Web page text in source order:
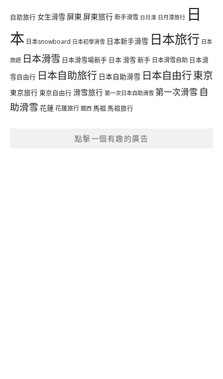
自助旅行 女生滑雪 屏東 屏東旅行新手滑雪 日月潭 日月潭旅行 日
本 日本snowboard 日本初學滑雪 日本新手滑雪 日本旅行 日本
旅遊 日本滑雪 日本滑雪場新手 日本 滑雪 新手 日本滑雪自助 日本滑
雪自由行 日本自助旅行 日本自助滑雪 日本自由行東京
東京旅行 東京自由行 滑雪旅行 第一次日本自助滑雪 第一次滑雪 自
助滑雪 花蓮花蓮旅行 關西 馬祖 馬祖旅行
點擊一個有趣的廣告